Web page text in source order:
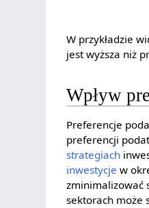
W przykładzie
jest wyższa niż
Wpływ
Preferencje
preferencji
strategiach
inwestycje w
zminimalizować
sektorach może